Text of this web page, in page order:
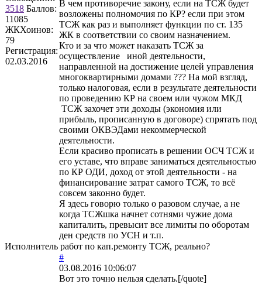
3518 Баллов:
11085
ЖКХоинов:
79
Регистрация:
02.03.2016
В чем противоречие закону, если на ТСЖ будет
возложены полномочия по КР? если при этом
ТСЖ как раз и выполняет функции по ст. 135
ЖК в соответствии со своим назначением.
Кто и за что может наказать ТСЖ за
осуществление иной деятельности,
направленной на достижение целей управления
многоквартирными домами ??? На мой взгляд,
только налоговая, если в результате деятельности
по проведению КР на своем или чужом МКД
ТСЖ захочет эти доходы (экономия или
прибыль, прописанную в договоре) спрятать под
своими ОКВЭДами некоммерческой
деятельности.
Если красиво прописать в решении ОСЧ ТСЖ и
его уставе, что вправе заниматься деятельностью
по КР ОДИ, доход от этой деятельности - на
финансирование затрат самого ТСЖ, то всё
совсем законно будет.
Я здесь говорю только о разовом случае, а не
когда ТСЖшка начнет сотнями чужие дома
капиталить, превысит все лимиты по оборотам
ден средств по УСН и т.п.
Исполнитель работ по кап.ремонту ТСЖ, реально?
#
03.08.2016 10:06:07
Вот это точно нельзя сделать.[/quote]